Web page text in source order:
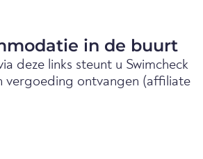
in de buurt
deze links steunt u Swimcheck
vergoeding ontvangen (affiliate